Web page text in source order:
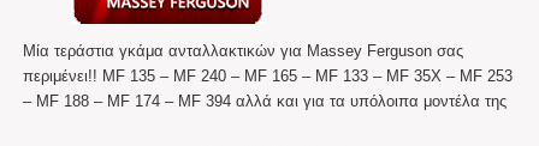
Μία τεράστια γκάμα ανταλλακτικών για Massey Ferguson σας
περιμένει!! MF 135 – MF 240 – MF 165 – MF 133 – MF 35X – MF 253
– MF 188 – MF 174 – MF 394 αλλά και για τα υπόλοιπα μοντέλα της